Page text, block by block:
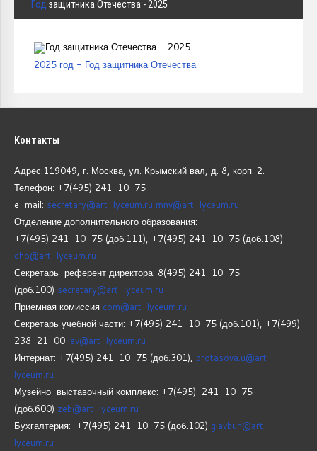
Год защитника Отечества - 2025
2025 год - Год защитника Отечества
Контакты
Адрес:119049, г. Москва, ул. Крымский вал, д. 8, корп. 2.
Телефон: +7(495) 241-10-75
e-mail: secretary@art-lyceum.ru mnv@art-lyceum.ru
Отделение дополнительного образования:
+7(495) 241-10-75 (доб.111), +7(495) 241-10-75 (доб.108)
dho@art-lyceum.ru
Секретарь-референт директора: 8(495) 241-10-75
(доб.100) secretary@art-lyceum.ru
Приемная комиссия com@art-lyceum.ru
Секретарь учебной части: +7(495) 241-10-75 (доб.101), +7(499)
238-21-00 lev@art-lyceum.ru
Интернат: +7(495) 241-10-75 (доб.301), protasova.u@art-
lyceum.ru
Музейно-выставочный комплекс: +7(495)-241-10-75
(доб.600) zeb@art-lyceum.ru
Бухгалтерия: +7(495) 241-10-75 (доб.102) glavbuh@art-
lyceum.ru